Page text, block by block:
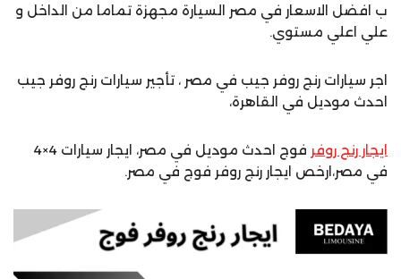
ب افضل الاسعار في مصر السيارة مجهزة تماما من الداخل و
علي اعلي مستوي.
اجر سيارات رنج روفر جيب في مصر ، تأجير سيارات رنج روفر جيب
احدث موديل في القاهرة،
ايجار رنج روفر
فوج احدث موديل في مصر، ايجار سيارات 4×4
في مصر،ارخص ايجار رنج روفر فوج في مصر.